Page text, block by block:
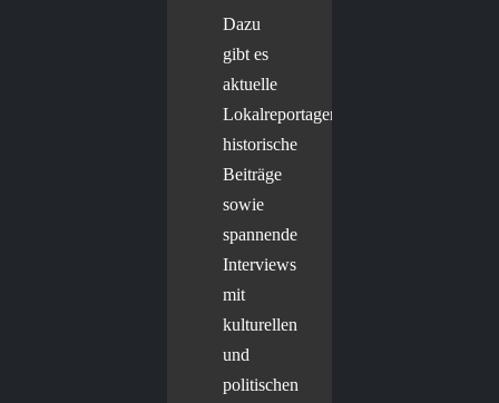
Dazu
gibt es
aktuelle
Lokalreportagen,
historische
Beiträge
sowie
spannende
Interviews
mit
kulturellen
und
politischen